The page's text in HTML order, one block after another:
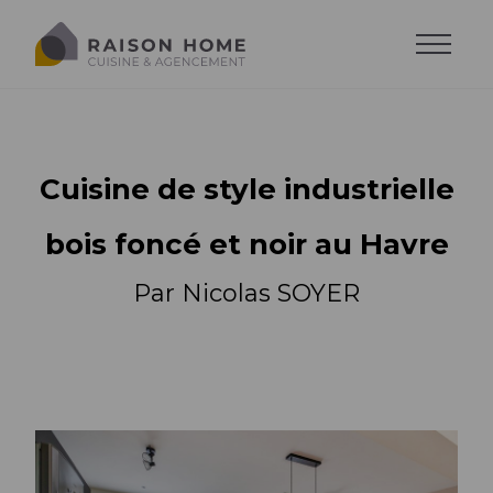
Trouver son style
Cuisine moderne
Cuisine design
Agencements
Trouver son agencement
Agencements
Accessoires
Salons sur-mesure
Agencements
Cuisine de style industrielle
bois foncé et noir au Havre
Par Nicolas SOYER